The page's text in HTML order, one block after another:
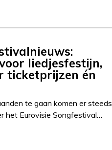
liedjesfestijn,
ticketprijzen én
te gaan komen er steeds
het Eurovisie Songfestival…